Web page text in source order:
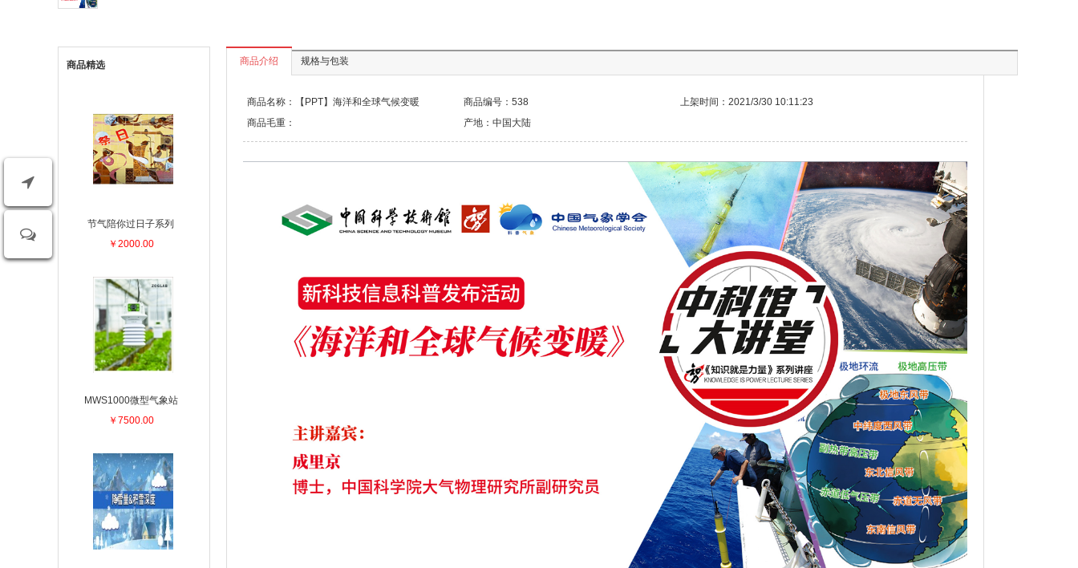
商品精选
节气陪你过日子系列
￥2000.00
MWS1000微型气象站
￥7500.00
商品介绍 规格与包装
商品名称：【PPT】海洋和全球气候变暖 商品编号：538
上架时间：2021/3/30 10:11:23
商品毛重：
产地：中国大陆